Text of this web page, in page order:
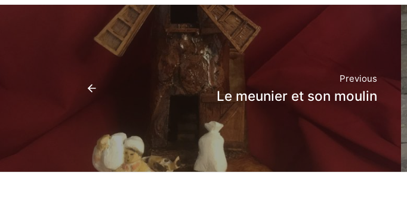
Previous
Le meunier et son moulin